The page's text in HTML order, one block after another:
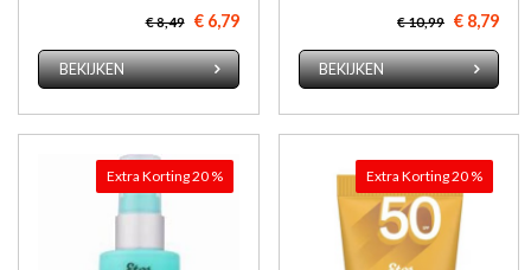
€ 8,49 € 6,79
BEKIJKEN
€ 10,99 € 8,79
BEKIJKEN
Extra Korting 20 % Extra Korting 20 %